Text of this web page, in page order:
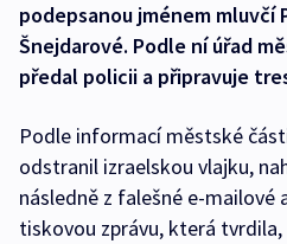
podepsanou jménem mluvčí
Šnejdarové. Podle ní úřad
předal policii a připravuje
Podle informací městské
odstranil izraelskou vlajku,
následně z falešné e-mailové
tiskovou zprávu, která